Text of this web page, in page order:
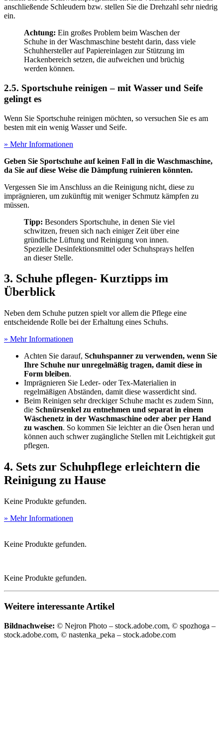
anschließende Schleudern bzw. stellen Sie die Drehzahl sehr niedrig
ein.
Achtung: Ein großes Problem beim Waschen der
Schuhe in der Waschmaschine besteht darin, dass viele
Schuhhersteller auf Papiereinlagen zur Stützung im
Hackenbereich setzen, die aufweichen und brüchig
werden können.
2.5. Sportschuhe reinigen – mit Wasser und Seife
gelingt es
Wenn Sie Sportschuhe reinigen möchten, so versuchen Sie es am
besten mit ein wenig Wasser und Seife.
» Mehr Informationen
Geben Sie Sportschuhe auf keinen Fall in die Waschmaschine,
da Sie auf diese Weise die Dämpfung ruinieren könnten.
Vergessen Sie im Anschluss an die Reinigung nicht, diese zu
imprägnieren, um zukünftig mit weniger Schmutz kämpfen zu
müssen.
Tipp: Besonders Sportschuhe, in denen Sie viel
schwitzen, freuen sich nach einiger Zeit über eine
gründliche Lüftung und Reinigung von innen.
Spezielle Desinfektionsmittel oder Schuhsprays helfen
an dieser Stelle.
3. Schuhe pflegen- Kurztipps im
Überblick
Neben dem Schuhe putzen spielt vor allem die Pflege eine
entscheidende Rolle bei der Erhaltung eines Schuhs.
» Mehr Informationen
Achten Sie darauf, Schuhspanner zu verwenden, wenn Sie
Ihre Schuhe nur unregelmäßig tragen, damit diese in
Form bleiben.
Imprägnieren Sie Leder- oder Tex-Materialien in
regelmäßigen Abständen, damit diese wasserdicht sind.
Beim Reinigen sehr dreckiger Schuhe macht es zudem Sinn,
die Schnürsenkel zu entnehmen und separat in einem
Wäschenetz in der Waschmaschine oder aber per Hand
zu waschen. So kommen Sie leichter an die Ösen heran und
können auch schwer zugängliche Stellen mit Leichtigkeit gut
pflegen.
4. Sets zur Schuhpflege erleichtern die
Reinigung zu Hause
Keine Produkte gefunden.
» Mehr Informationen
Keine Produkte gefunden.
Keine Produkte gefunden.
Weitere interessante Artikel
Bildnachweise: © Nejron Photo – stock.adobe.com, © spozhoga –
stock.adobe.com, © nastenka_peka – stock.adobe.com